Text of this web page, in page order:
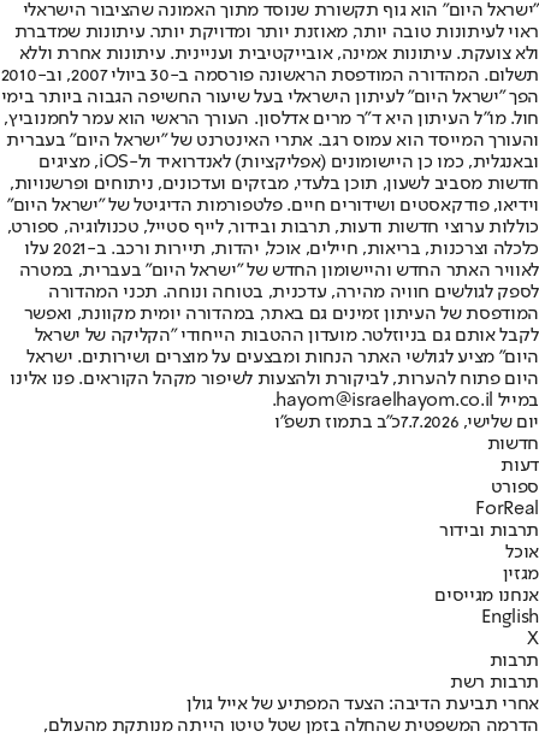
"ישראל היום" הוא גוף תקשורת שנוסד מתוך האמונה שהציבור הישראלי
ראוי לעיתונות טובה יותר, מאוזנת יותר ומדויקת יותר. עיתונות שמדברת
ולא צועקת. עיתונות אמינה, אובייקטיבית ועניינית. עיתונות אחרת וללא
תשלום. המהדורה המודפסת הראשונה פורסמה ב-30 ביולי 2007, וב-2010
הפך "ישראל היום" לעיתון הישראלי בעל שיעור החשיפה הגבוה ביותר בימי
חול. מו"ל העיתון היא ד"ר מרים אדלסון. העורך הראשי הוא עמר לחמנוביץ,
והעורך המייסד הוא עמוס רגב. אתרי האינטרנט של "ישראל היום" בעברית
ובאנגלית, כמו כן היישומונים (אפליקציות) לאנדרואיד ול-iOS, מציגים
חדשות מסביב לשעון, תוכן בלעדי, מבזקים ועדכונים, ניתוחים ופרשנויות,
וידיאו, פודקאסטים ושידורים חיים. פלטפורמות הדיגיטל של "ישראל היום"
כוללות ערוצי חדשות ודעות, תרבות ובידור, לייף סטייל, טכנולוגיה, ספורט,
כלכלה וצרכנות, בריאות, חיילים, אוכל, יהדות, תיירות ורכב. ב-2021 עלו
לאוויר האתר החדש והיישומון החדש של "ישראל היום" בעברית, במטרה
לספק לגולשים חוויה מהירה, עדכנית, בטוחה ונוחה. תכני המהדורה
המודפסת של העיתון זמינים גם באתר, במהדורה יומית מקוונת, ואפשר
לקבל אותם גם בניוזלטר. מועדון ההטבות הייחודי "הקליקה של ישראל
היום" מציע לגולשי האתר הנחות ומבצעים על מוצרים ושירותים. ישראל
היום פתוח להערות, לביקורת ולהצעות לשיפור מקהל הקוראים. פנו אלינו
במייל hayom@israelhayom.co.il.
יום שלישי, 7.7.2026
כ"ב בתמוז תשפ"ו
חדשות
דעות
ספורט
ForReal
תרבות ובידור
אוכל
מגזין
אנחנו מגייסים
English
X
תרבות
תרבות רשת
אחרי תביעת הדיבה: הצעד המפתיע של אייל גולן
הדרמה המשפטית שהחלה בזמן שטל טיטו הייתה מנותקת מהעולם,